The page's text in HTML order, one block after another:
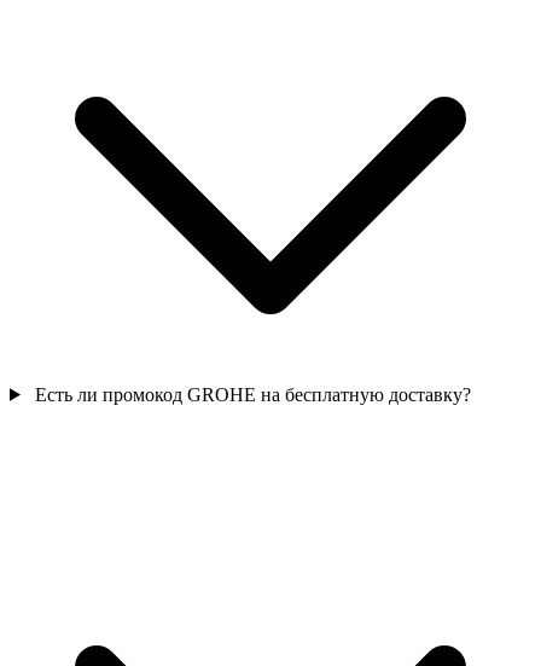
Есть ли промокод GROHE на бесплатную доставку?